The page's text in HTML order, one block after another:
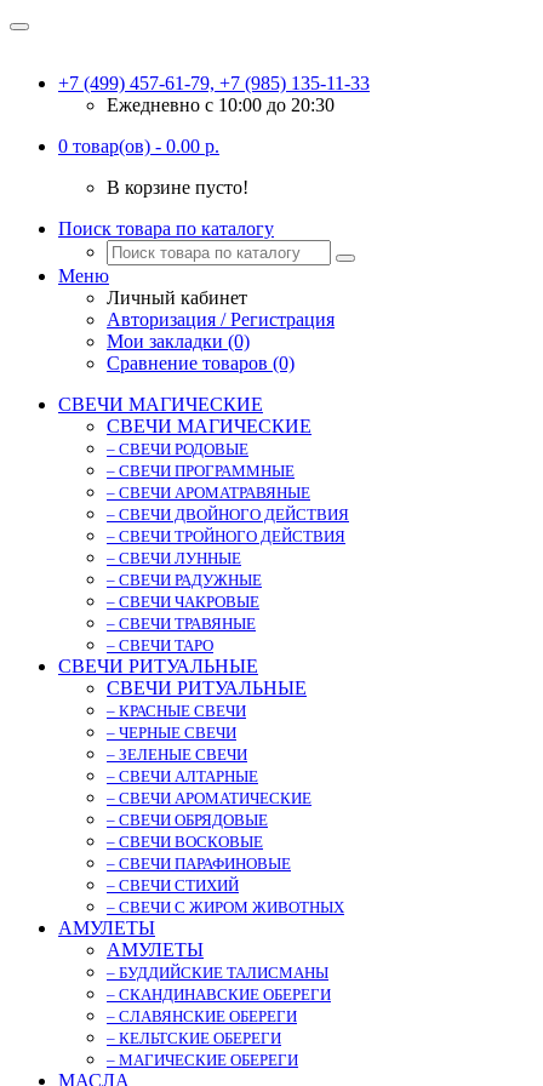
+7 (499) 457-61-79, +7 (985) 135-11-33
Ежедневно c 10:00 до 20:30
0 товар(ов) - 0.00 р.
В корзине пусто!
Поиск товара по каталогу
Меню
Личный кабинет
Авторизация / Регистрация
Мои закладки (0)
Сравнение товаров (0)
СВЕЧИ МАГИЧЕСКИЕ
СВЕЧИ МАГИЧЕСКИЕ
– СВЕЧИ РОДОВЫЕ
– СВЕЧИ ПРОГРАММНЫЕ
– СВЕЧИ АРОМАТРАВЯНЫЕ
– СВЕЧИ ДВОЙНОГО ДЕЙСТВИЯ
– СВЕЧИ ТРОЙНОГО ДЕЙСТВИЯ
– СВЕЧИ ЛУННЫЕ
– СВЕЧИ РАДУЖНЫЕ
– СВЕЧИ ЧАКРОВЫЕ
– СВЕЧИ ТРАВЯНЫЕ
– СВЕЧИ ТАРО
СВЕЧИ РИТУАЛЬНЫЕ
СВЕЧИ РИТУАЛЬНЫЕ
– КРАСНЫЕ СВЕЧИ
– ЧЕРНЫЕ СВЕЧИ
– ЗЕЛЕНЫЕ СВЕЧИ
– СВЕЧИ АЛТАРНЫЕ
– СВЕЧИ АРОМАТИЧЕСКИЕ
– СВЕЧИ ОБРЯДОВЫЕ
– СВЕЧИ ВОСКОВЫЕ
– СВЕЧИ ПАРАФИНОВЫЕ
– СВЕЧИ СТИХИЙ
– СВЕЧИ С ЖИРОМ ЖИВОТНЫХ
АМУЛЕТЫ
АМУЛЕТЫ
– БУДДИЙСКИЕ ТАЛИСМАНЫ
– СКАНДИНАВСКИЕ ОБЕРЕГИ
– СЛАВЯНСКИЕ ОБЕРЕГИ
– КЕЛЬТСКИЕ ОБЕРЕГИ
– МАГИЧЕСКИЕ ОБЕРЕГИ
МАСЛА